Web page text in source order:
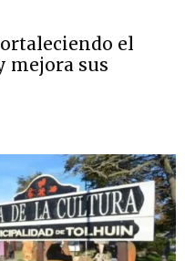
el
mejora sus